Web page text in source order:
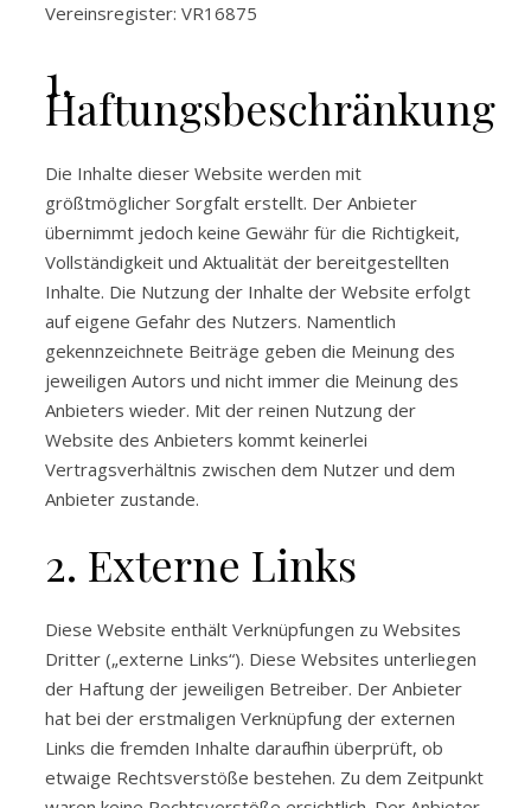
Vereinsregister: VR16875
1.
Haftungsbeschränkung
Die Inhalte dieser Website werden mit
größtmöglicher Sorgfalt erstellt. Der Anbieter
übernimmt jedoch keine Gewähr für die Richtigkeit,
Vollständigkeit und Aktualität der bereitgestellten
Inhalte. Die Nutzung der Inhalte der Website erfolgt
auf eigene Gefahr des Nutzers. Namentlich
gekennzeichnete Beiträge geben die Meinung des
jeweiligen Autors und nicht immer die Meinung des
Anbieters wieder. Mit der reinen Nutzung der
Website des Anbieters kommt keinerlei
Vertragsverhältnis zwischen dem Nutzer und dem
Anbieter zustande.
2. Externe Links
Diese Website enthält Verknüpfungen zu Websites
Dritter („externe Links“). Diese Websites unterliegen
der Haftung der jeweiligen Betreiber. Der Anbieter
hat bei der erstmaligen Verknüpfung der externen
Links die fremden Inhalte daraufhin überprüft, ob
etwaige Rechtsverstöße bestehen. Zu dem Zeitpunkt